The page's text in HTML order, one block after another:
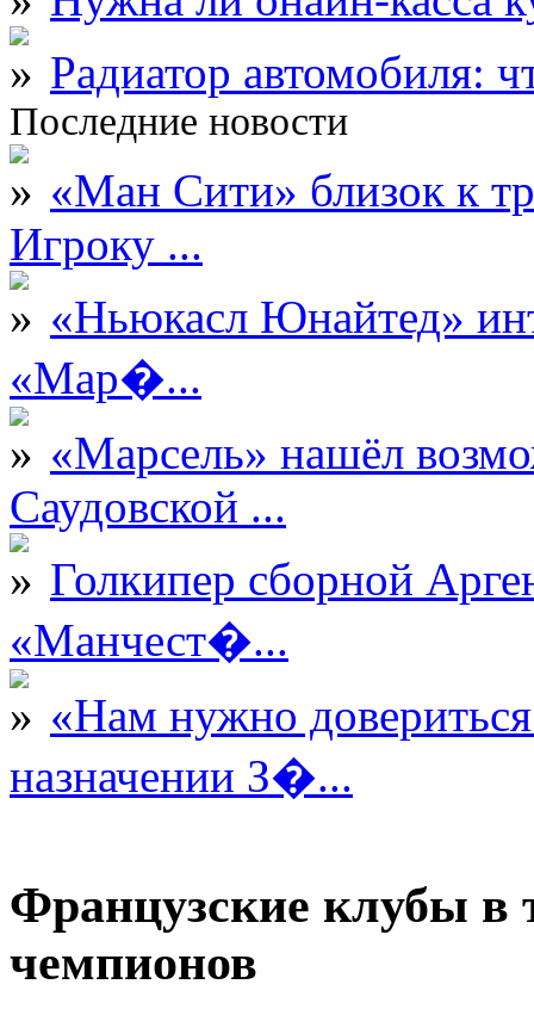
Радиатор автомобиля:
Последние новости
«Ман Сити» близок к
Игроку ...
«Ньюкасл Юнайтед»
«Мар�...
«Марсель» нашёл
Саудовской ...
Голкипер сборной
«Манчест�...
«Нам нужно
назначении З�...
Французские клубы в
чемпионов